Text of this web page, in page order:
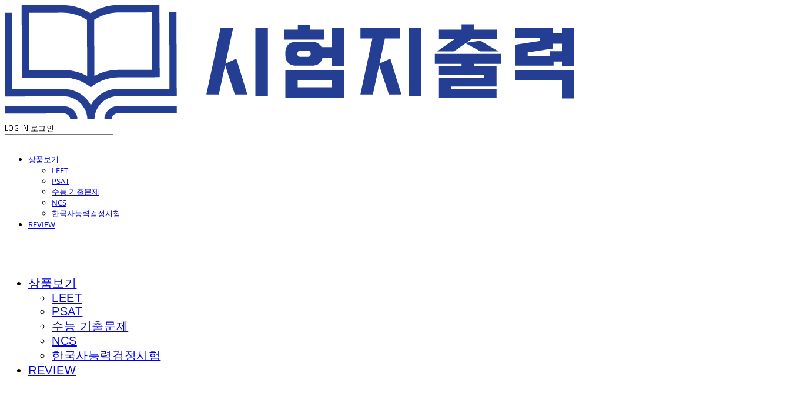
LOG IN 로그인
상품보기
LEET
PSAT
수능 기출문제
NCS
한국사능력검정시험
REVIEW
상품보기
LEET
PSAT
수능 기출문제
NCS
한국사능력검정시험
REVIEW